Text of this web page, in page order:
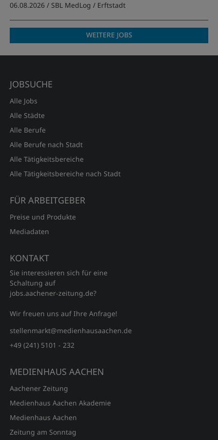
06.08.2026 / SBL MedLog / Erftstadt
WEITERE JOBS
JOBSUCHE
Alle Jobs
Alle Städte
Alle Berufe
Alle Berufe nach Stadt
Alle Tätigkeitsbereiche
Alle Tätigkeitsbereiche nach Stadt
FÜR ARBEITGEBER
Preise und Produkte
Mediadaten
KONTAKT
Sie interessieren sich für eine
Schaltung auf
jobs.aachener‑zeitung.de?
Wir freuen uns auf Ihre Anfrage!
stellenmarkt@medienhausaachen.de
+49 (241) 5101 - 232
MEDIENHAUS AACHEN
Aachener Zeitung
Medienhaus Aachen Akademie
Medienhaus Aachen
Zeitung am Sonntag